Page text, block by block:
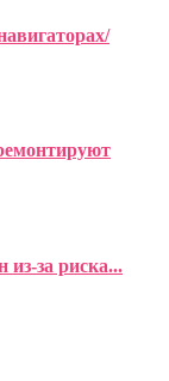
за риска...